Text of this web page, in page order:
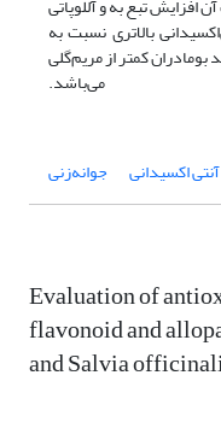
بالاتری نسبت به
کمتر از مریم‌گلی
می‌باشد.‏
اکسیدانی جوانه‌زنی
Evaluation of
flavonoid and
and Salvia